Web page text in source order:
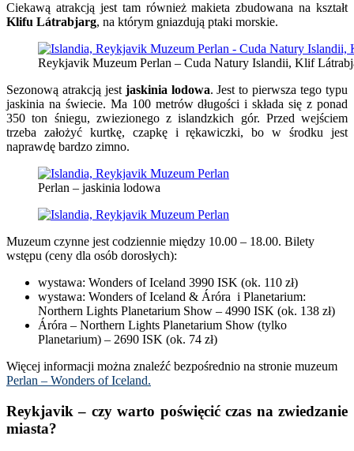
Ciekawą atrakcją jest tam również makieta zbudowana na kształt
Klifu Látrabjarg, na którym gniazdują ptaki morskie.
Reykjavik Muzeum Perlan – Cuda Natury Islandii, Klif
Sezonową atrakcją jest jaskinia lodowa. Jest to pierwsza tego typu
jaskinia na świecie. Ma 100 metrów długości i składa się z ponad
350 ton śniegu, zwiezionego z islandzkich gór. Przed wejściem
trzeba założyć kurtkę, czapkę i rękawiczki, bo w środku jest
naprawdę bardzo zimno.
Perlan – jaskinia lodowa
Muzeum czynne jest codziennie między 10.00 – 18.00. Bilety
wstępu (ceny dla osób dorosłych):
wystawa: Wonders of Iceland 3990 ISK (ok. 110 zł)
wystawa: Wonders of Iceland & Áróra i Planetarium:
Northern Lights Planetarium Show – 4990 ISK (ok. 138 zł)
Áróra – Northern Lights Planetarium Show (tylko
Planetarium) – 2690 ISK (ok. 74 zł)
Więcej informacji można znaleźć bezpośrednio na stronie muzeum
Perlan – Wonders of Iceland.
Reykjavik – czy warto poświęcić czas na zwiedzanie
miasta?